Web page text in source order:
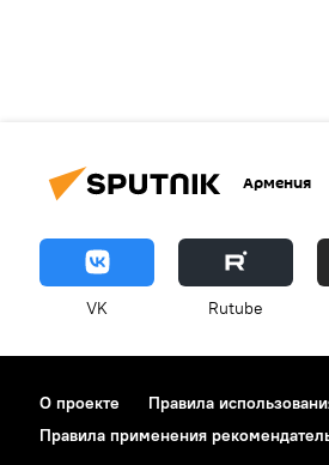
Армения
VK Rutube
О проекте Правила
Правила применения